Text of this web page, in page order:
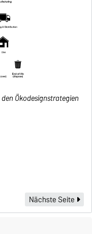
Ökodesignstrategien
Nächste Seite